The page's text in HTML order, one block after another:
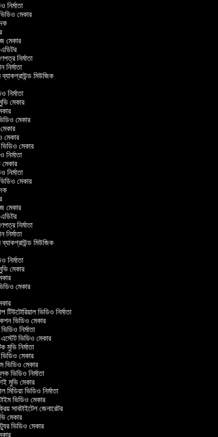
নির্মাতা
মেকার
মেকার
এডিটর
নির্মাতা
নির্মাতা
ব্যাকগ্রাউন্ড মিউজিক
নির্মাতা
মেকার
মেকার
মেকার
মেকার
মেকার
নির্মাতা
মেকার
নির্মাতা
মেকার
মেকার
এডিটর
নির্মাতা
নির্মাতা
ব্যাকগ্রাউন্ড মিউজিক
নির্মাতা
মেকার
মেকার
ভিডিও নির্মাতা
ভিডিও মেকার
নির্মাতা
ভিডিও মেকার
মুভি নির্মাতা
মেকার
ভিডিও মেকার
ভিডিও নির্মাতা
মুভি মেকার
ভিডিও নির্মাতা
ভিডিও মেকার
সাবটাইটেল জেনারেটর
মেকার
ভিডিও মেকার